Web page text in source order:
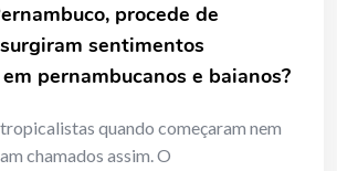
procede de
sentimentos
pernambucanos e baianos?
quando começaram nem
chamados assim. O